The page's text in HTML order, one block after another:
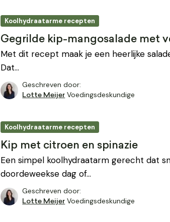
Koolhydraatarme recepten
Gegrilde kip-mangosalade met
Met dit recept maak je een heerlijke
Dat…
Geschreven door:
Lotte Meijer Voedingsdeskundige
Koolhydraatarme recepten
Kip met citroen en spinazie
Een simpel koolhydraatarm gerecht dat
doordeweekse dag of…
Geschreven door:
Lotte Meijer Voedingsdeskundige